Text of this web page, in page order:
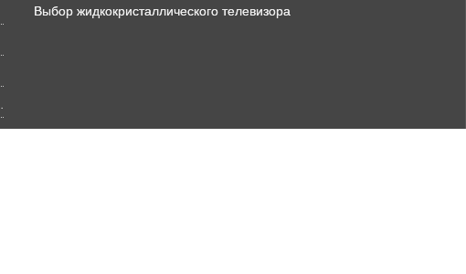
Выбор жидкокристаллического телевизора